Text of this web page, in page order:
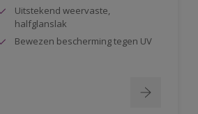
Uitstekend weervaste,
halfglanslak
Bewezen bescherming tegen UV